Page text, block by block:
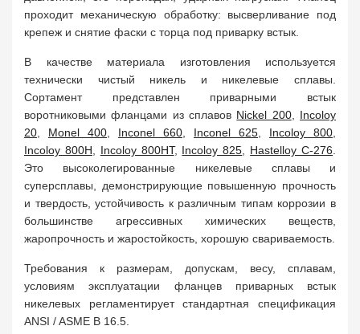
проходит механическую обработку: высверливание под
крепеж и снятие фаски с торца под приварку встык.
В качестве материала изготовления используется
технически чистый никель и никелевые сплавы.
Сортамент представлен приварными встык
воротниковыми фланцами из сплавов Nickel 200, Incoloy
20
Monel 400 Inconel 660 Inconel 625 Incoloy 800
Incoloy 800H
Incoloy 800HT, Incoloy 825 Hastelloy C-276
Это высоколегированные никелевые сплавы и
суперсплавы, демонстрирующие повышенную прочность
и твердость, устойчивость к различным типам коррозии в
большинстве агрессивных химических веществ,
жаропрочность и жаростойкость, хорошую свариваемость.
Требования к размерам, допускам, весу, сплавам,
условиям эксплуатации фланцев приварных встык
никелевых регламентирует стандартная спецификация
ANSI / ASME B 16.5.